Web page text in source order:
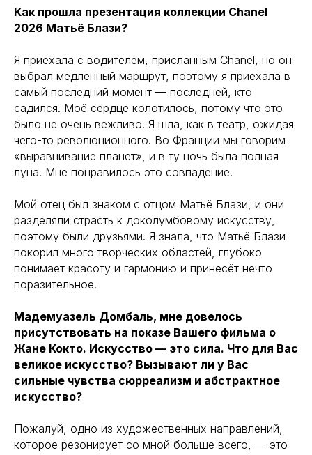
Как прошла презентация коллекции Chanel
2026 Матьё Блази?
Я приехала с водителем, присланным Chanel, но он
выбрал медленный маршрут, поэтому я приехала в
самый последний момент — последней, кто
садился. Моё сердце колотилось, потому что это
было не очень вежливо. Я шла, как в театр, ожидая
чего-то революционного. Во Франции мы говорим
«выравнивание планет», и в ту ночь была полная
луна. Мне понравилось это совпадение.
Мой отец был знаком с отцом Матьё Блази, и они
разделяли страсть к доколумбовому искусству,
поэтому были друзьями. Я знала, что Матьё Блази
покорил много творческих областей, глубоко
понимает красоту и гармонию и принесёт нечто
поразительное.
Мадемуазель Домбаль, мне довелось
присутствовать на показе Вашего фильма о
Жане Кокто. Искусство — это сила. Что для Вас
великое искусство? Вызывают ли у Вас
сильные чувства сюрреализм и абстрактное
искусство?
Пожалуй, одно из художественных направлений,
которое резонирует со мной больше всего, — это